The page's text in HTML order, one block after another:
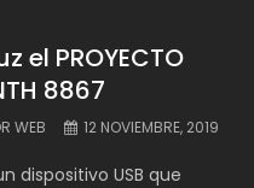
el PROYECTO
8867
WEB 12 NOVIEMBRE, 2019
dispositivo USB que